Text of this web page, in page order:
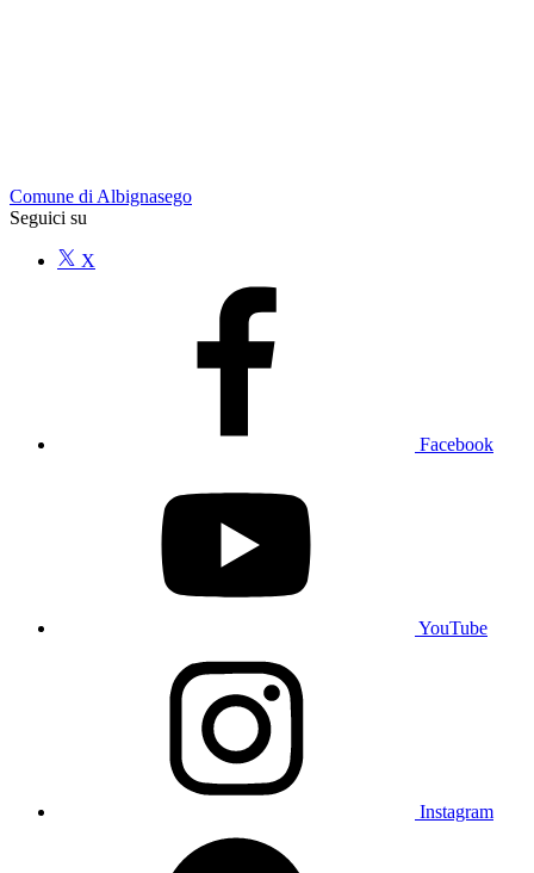
Comune di Albignasego
Seguici su
X
Facebook
YouTube
Instagram